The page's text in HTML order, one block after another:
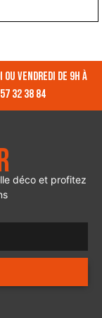
vendredi de 9h à
32 38 84
déco et profitez